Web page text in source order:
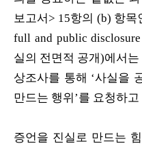
보고서> 15항의 (b) 항목
full and public
실의 전면적 공개)에서
상조사를 통해 ‘사실을
만드는 행위’를 요청하고
증언을 진실로 만드는